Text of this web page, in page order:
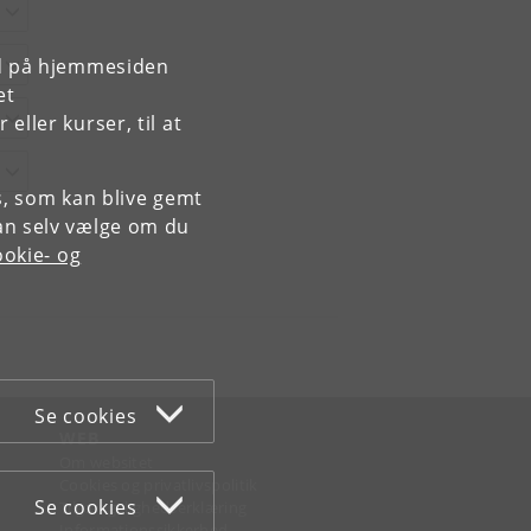
hjemmesiden
eller kurser, til at
som kan blive gemt
selv vælge om du
og
Se cookies
Se cookies
WEB
Tilgængelighedserklæring